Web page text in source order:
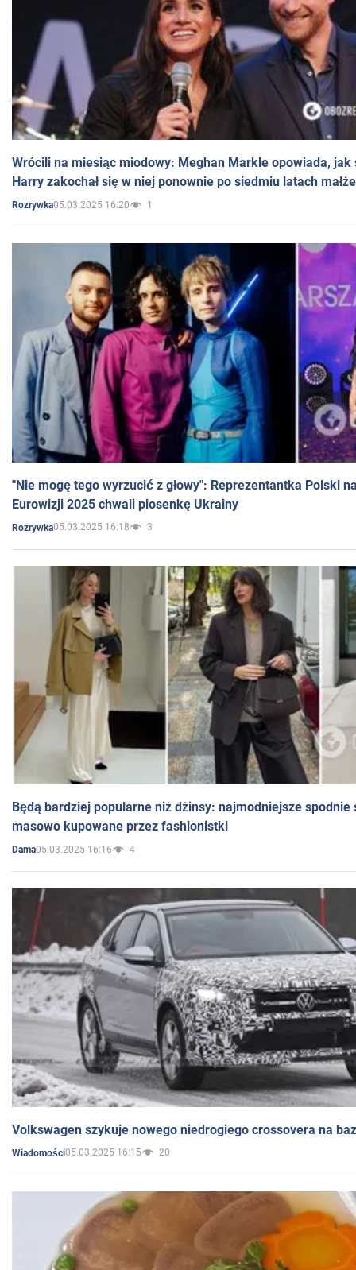
Wrócili na miesiąc miodowy: Meghan Markle opowiada, jak
Harry zakochał się w niej ponownie po siedmiu latach
Rozrywka05.03.2025 16:20 1
"Nie mogę tego wyrzucić z głowy": Reprezentantka Polski
Eurowizji 2025 chwali piosenkę Ukrainy
Rozrywka05.03.2025 16:18 3
Będą bardziej popularne niż dżinsy: najmodniejsze spodnie
masowo kupowane przez fashionistki
Dama05.03.2025 16:16 4
Volkswagen szykuje nowego niedrogiego crossovera na
Wiadomości05.03.2025 16:15 20